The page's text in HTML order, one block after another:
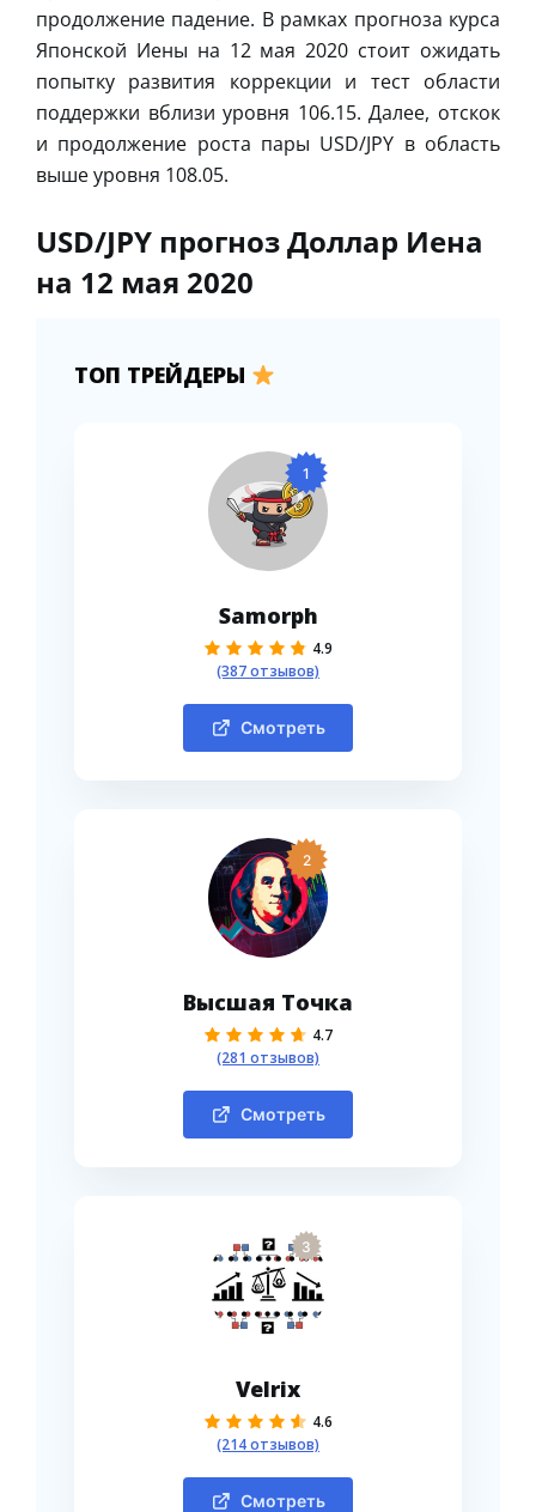
продолжение падение. В рамках прогноза курса
Японской Иены на 12 мая 2020 стоит ожидать
попытку развития коррекции и тест области
поддержки вблизи уровня 106.15. Далее, отскок
и продолжение роста пары USD/JPY в область
выше уровня 108.05.
USD/JPY прогноз Доллар Иена
на 12 мая 2020
ТОП ТРЕЙДЕРЫ
1
Samorph
4.9
(387 отзывов)
Смотреть
2
Высшая Точка
4.7
(281 отзывов)
Смотреть
3
Velrix
4.6
(214 отзывов)
Смотреть